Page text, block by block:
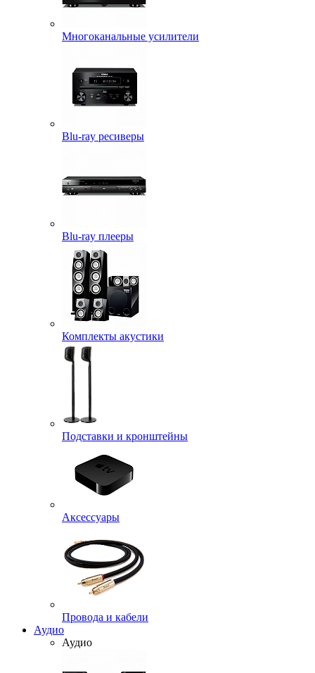
Многоканальные усилители
Blu-ray ресиверы
Blu-ray плееры
Комплекты акустики
Подставки и кронштейны
Аксессуары
Провода и кабели
Аудио
Аудио